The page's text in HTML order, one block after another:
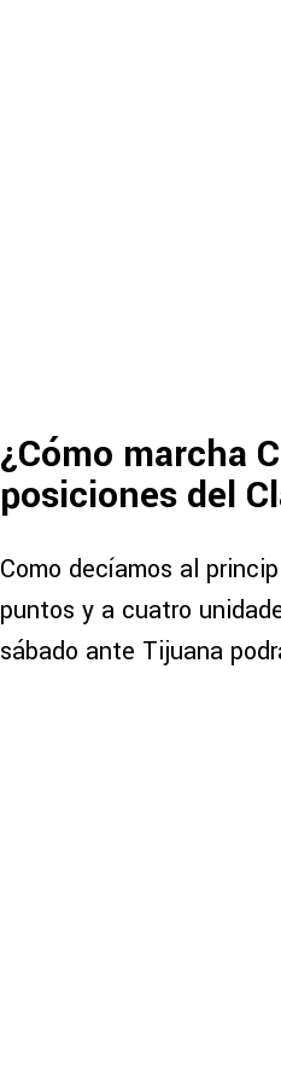
¿Cómo marcha
posiciones del
Como decíamos al
puntos y a cuatro
sábado ante Tijuana